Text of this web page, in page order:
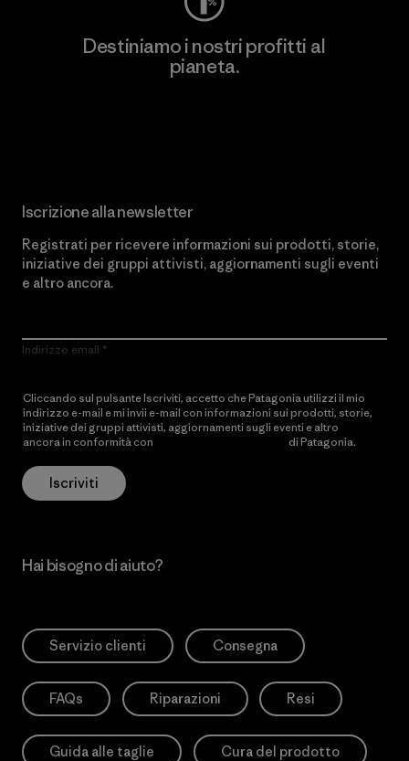
Destiniamo i nostri profitti al
pianeta.
Iscrizione alla newsletter
Registrati per ricevere informazioni sui prodotti, storie,
iniziative dei gruppi attivisti, aggiornamenti sugli eventi
e altro ancora.
Indirizzo email
Cliccando sul pulsante Iscriviti, accetto che Patagonia utilizzi il mio
indirizzo e-mail e mi invii e-mail con informazioni sui prodotti, storie,
iniziative dei gruppi attivisti, aggiornamenti sugli eventi e altro
ancora in conformità con
di Patagonia.
Iscriviti
Hai bisogno di aiuto?
Servizio clienti Consegna
FAQs Riparazioni Resi
Guida alle taglie Cura del prodotto